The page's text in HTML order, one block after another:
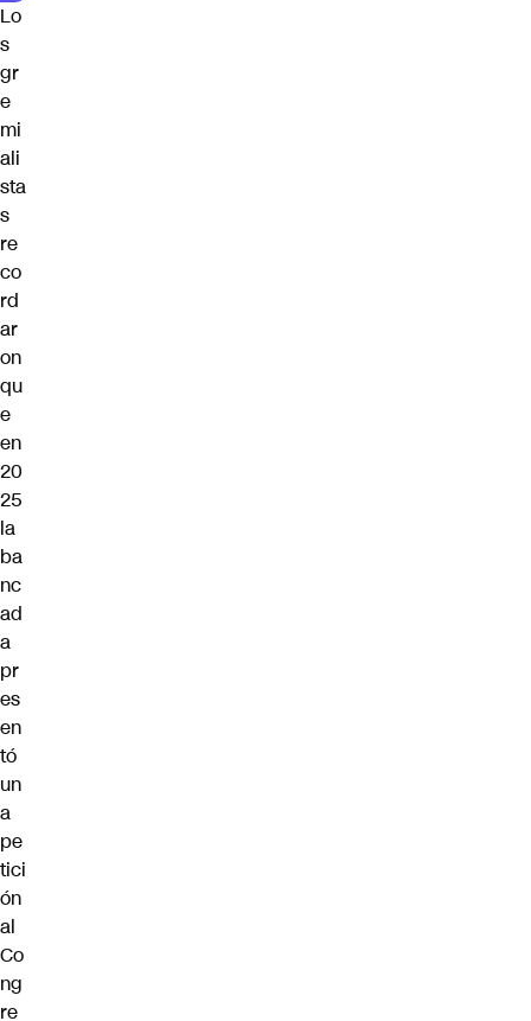
Lo
s
gr
e
mi
ali
sta
s
re
co
rd
ar
on
qu
e
en
20
25
la
ba
nc
ad
a
pr
es
en
tó
un
a
pe
tici
ón
al
Co
ng
re